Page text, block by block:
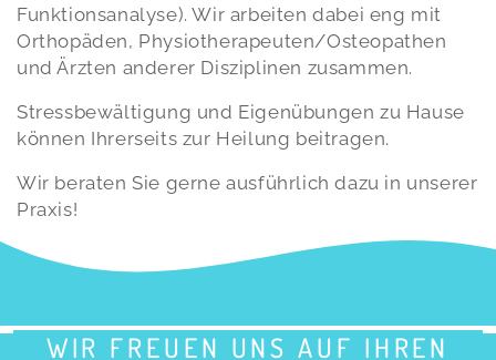
Funktionsanalyse). Wir arbeiten dabei eng mit
Orthopäden, Physiotherapeuten/Osteopathen
und Ärzten anderer Disziplinen zusammen.
Stressbewältigung und Eigenübungen zu Hause
können Ihrerseits zur Heilung beitragen.
Wir beraten Sie gerne ausführlich dazu in unserer
Praxis!
WIR FREUEN UNS AUF IHREN